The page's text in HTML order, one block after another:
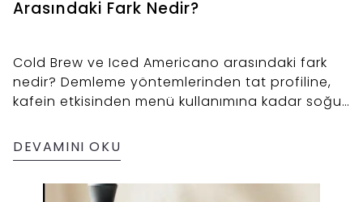
Arasındaki Fark Nedir?
Cold Brew ve Iced Americano arasındaki fark
nedir? Demleme yöntemlerinden tat profiline,
kafein etkisinden menü kullanımına kadar soğuk
hangi kahve kime hitap ediyor, Kahve Diyarı
anlatıyor.
DEVAMINI OKU